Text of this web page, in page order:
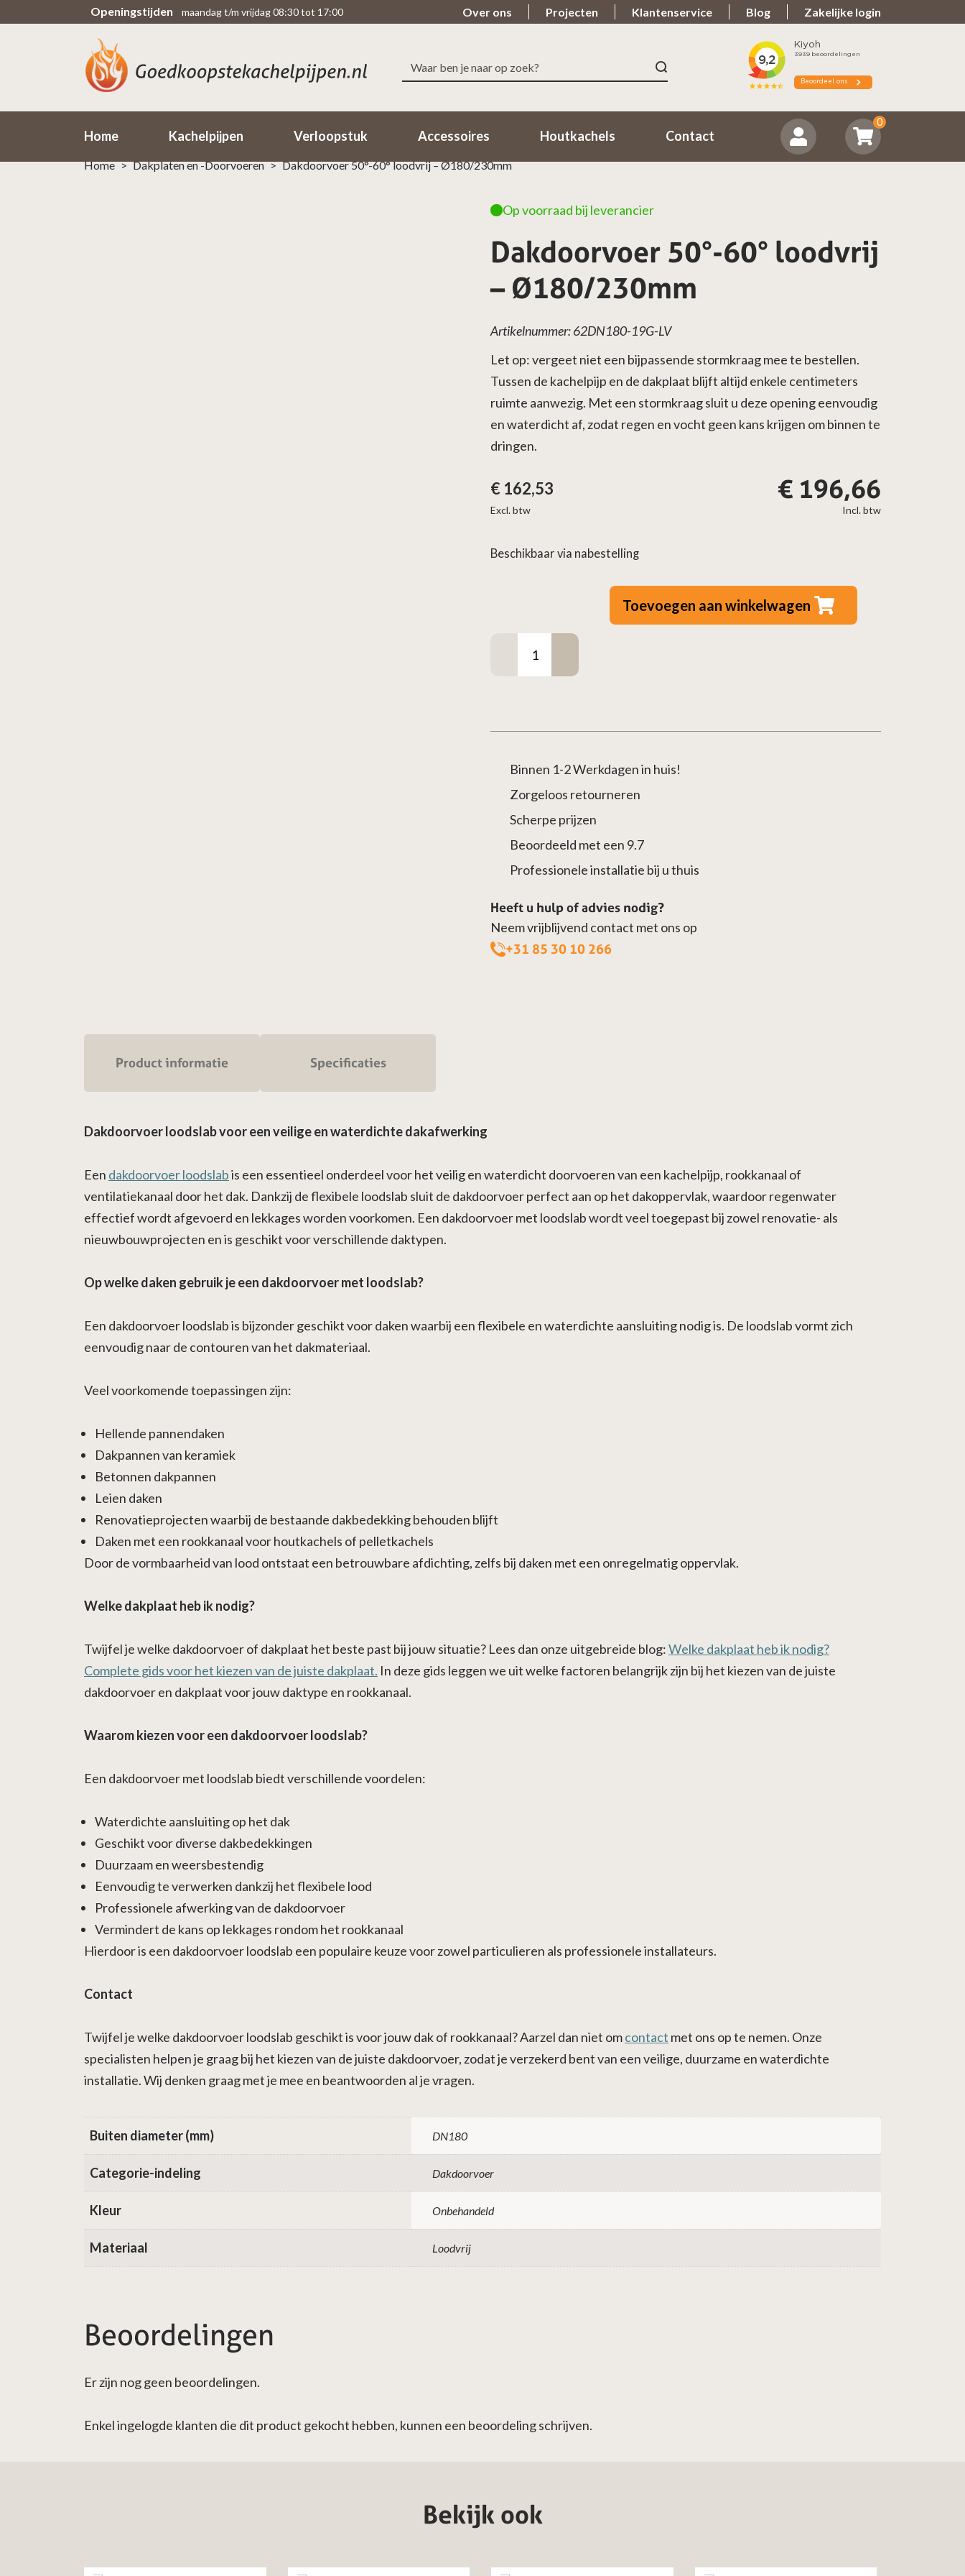
Openingstijden maandag t/m vrijdag 08:30 tot 17:00 Over ons Projecten Klantenservice Blog Zakelijke login
Zoeken
naar:
Home Kachelpijpen Verloopstuk Accessoires Houtkachels Contact
0
Scherpe prijzen Snelle levering Beoordeeld met een 9.7 Spullen teveel?
Home > Dakplaten en -Doorvoeren > Dakdoorvoer 50°-60° loodvrij – Ø180/230mm
Dakdoorvoer 50°-60° loodvrij
– Ø180/230mm
Op voorraad bij leverancier
Incl. btw
€ 196,66
Excl. btw
€ 162,53
Artikelnummer: 62DN180-19G-LV
Let op: vergeet niet een bijpassende stormkraag mee te bestellen.
Tussen de kachelpijp en de dakplaat blijft altijd enkele centimeters
ruimte aanwezig. Met een stormkraag sluit u deze opening eenvoudig
en waterdicht af, zodat regen en vocht geen kans krijgen om binnen te
dringen.
Beschikbaar via nabestelling
Ø180/230mm
Toevoegen aan winkelwagen
Binnen 1-2 Werkdagen in huis!
Zorgeloos retourneren
Scherpe prijzen
Beoordeeld met een 9.7
Professionele installatie bij u thuis
Heeft u hulp of advies nodig?
Neem vrijblijvend contact met ons op
+31 85 30 10 266
Product informatie Specificaties
Dakdoorvoer loodslab voor een veilige en waterdichte dakafwerking
Een dakdoorvoer loodslabis een essentieel onderdeel voor het veilig en waterdicht doorvoeren van een kachelpijp, rookkanaal of
ventilatiekanaal door het dak. Dankzij de flexibele loodslab sluit de dakdoorvoer perfect aan op het dakoppervlak, waardoor regenwater
effectief wordt afgevoerd en lekkages worden voorkomen. Een dakdoorvoer met loodslab wordt veel toegepast bij zowel renovatie- als
nieuwbouwprojecten en is geschikt voor verschillende daktypen.
Op welke daken gebruik je een dakdoorvoer met loodslab?
Een dakdoorvoer loodslab is bijzonder geschikt voor daken waarbij een flexibele en waterdichte aansluiting nodig is. De loodslab vormt zich
eenvoudig naar de contouren van het dakmateriaal.
Veel voorkomende toepassingen zijn:
Hellende pannendaken
Dakpannen van keramiek
Betonnen dakpannen
Leien daken
Renovatieprojecten waarbij de bestaande dakbedekking behouden blijft
Daken met een rookkanaal voor houtkachels of pelletkachels
Door de vormbaarheid van lood ontstaat een betrouwbare afdichting, zelfs bij daken met een onregelmatig oppervlak.
Welke dakplaat heb ik nodig?
Twijfel je welke dakdoorvoer of dakplaat het beste past bij jouw situatie? Lees dan onze uitgebreide blog:Welke dakplaat heb ik nodig?
Complete gids voor het kiezen van de juiste dakplaat. In deze gids leggen we uit welke factoren belangrijk zijn bij het kiezen van de juiste
dakdoorvoer en dakplaat voor jouw daktype en rookkanaal.
Waarom kiezen voor een dakdoorvoer loodslab?
Een dakdoorvoer met loodslab biedt verschillende voordelen:
Waterdichte aansluiting op het dak
Geschikt voor diverse dakbedekkingen
Duurzaam en weersbestendig
Eenvoudig te verwerken dankzij het flexibele lood
Professionele afwerking van de dakdoorvoer
Vermindert de kans op lekkages rondom het rookkanaal
Hierdoor is een dakdoorvoer loodslab een populaire keuze voor zowel particulieren als professionele installateurs.
Contact
Twijfel je welke dakdoorvoer loodslab geschikt is voor jouw dak of rookkanaal? Aarzel dan niet omcontact met ons op te nemen. Onze
specialisten helpen je graag bij het kiezen van de juiste dakdoorvoer, zodat je verzekerd bent van een veilige, duurzame en waterdichte
installatie. Wij denken graag met je mee en beantwoorden al je vragen.
Buiten diameter (mm) DN180
Categorie-indeling Dakdoorvoer
Kleur Onbehandeld
Materiaal Loodvrij
Beoordelingen
Er zijn nog geen beoordelingen.
Enkel ingelogde klanten die dit product gekocht hebben, kunnen een beoordeling schrijven.
Bekijk ook